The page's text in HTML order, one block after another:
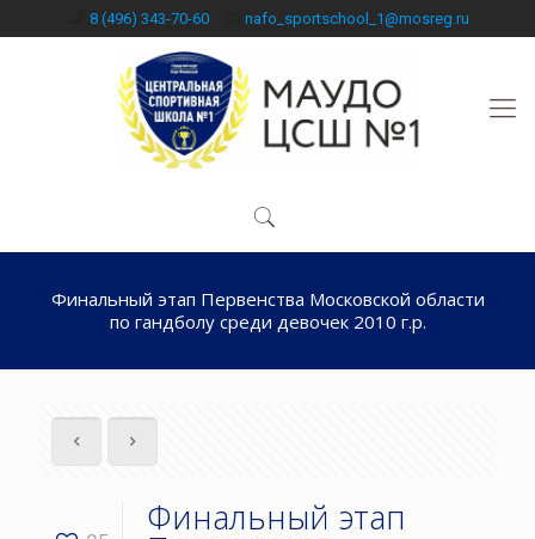
8 (496) 343-70-60 nafo_sportschool_1@mosreg.ru
Финальный этап Первенства Московской области
по гандболу среди девочек 2010 г.р.
Финальный этап